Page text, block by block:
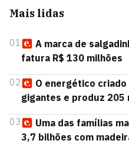
Mais lidas
01
A marca de
fatura R$ 130 milhões
02
O energético criado
gigantes e produz
03
Uma das famílias
3,7 bilhões com